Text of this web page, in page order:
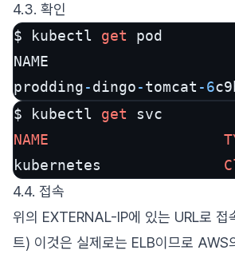
4.3. 확인
$ kubectl get pod
NAME
prodding-dingo-tomcat -6
$ kubectl get
NAME
kubernetes
4.4. 접속
위의 EXTERNAL-IP에 있는 URL로
트) 이것은 실제로는 ELB이므로